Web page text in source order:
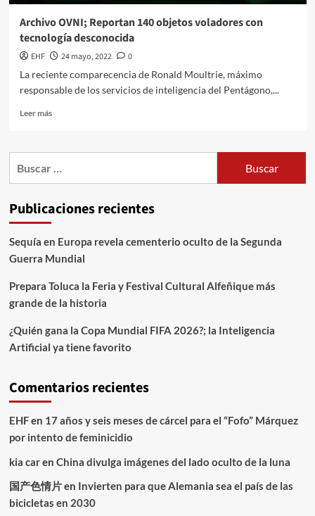
Archivo OVNI; Reportan 140 objetos voladores con
tecnología desconocida
EHF 24 mayo, 2022
0
La reciente comparecencia de Ronald Moultrie, máximo
responsable de los servicios de inteligencia del Pentágono,...
Leer más
Publicaciones recientes
Sequía en Europa revela cementerio oculto de la Segunda
Guerra Mundial
Prepara Toluca la Feria y Festival Cultural Alfeñique más
grande de la historia
¿Quién gana la Copa Mundial FIFA 2026?; la Inteligencia
Artificial ya tiene favorito
Comentarios recientes
EHFen 17 años y seis meses de cárcel para el “Fofo” Márquez
por intento de feminicidio
kia caren China divulga imágenes del lado oculto de la luna
国产色情片en Invierten para que Alemania sea el país de las
bicicletas en 2030